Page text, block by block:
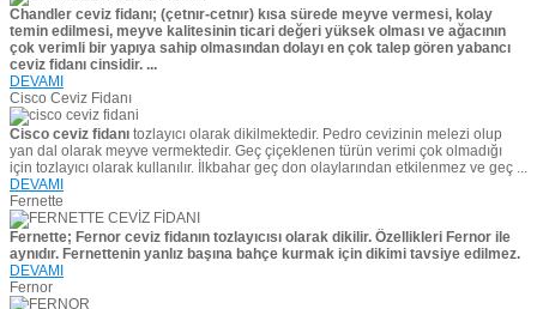
Chandler ceviz fidanı; (çetnır-cetnır) kısa sürede meyve vermesi, kolay
temin edilmesi, meyve kalitesinin ticari değeri yüksek olması ve ağacının
çok verimli bir yapıya sahip olmasından dolayı en çok talep gören yabancı
ceviz fidanı cinsidir. ...
DEVAMI
Cisco Ceviz Fidanı
Cisco ceviz fidanı tozlayıcı olarak dikilmektedir. Pedro cevizinin melezi olup
yan dal olarak meyve vermektedir. Geç çiçeklenen türün verimi çok olmadığı
için tozlayıcı olarak kullanılır. İlkbahar geç don olaylarından etkilenmez ve geç ...
DEVAMI
Fernette
Fernette; Fernor ceviz fidanın tozlayıcısı olarak dikilir. Özellikleri Fernor ile
aynıdır. Fernettenin yanlız başına bahçe kurmak için dikimi tavsiye edilmez.
DEVAMI
Fernor